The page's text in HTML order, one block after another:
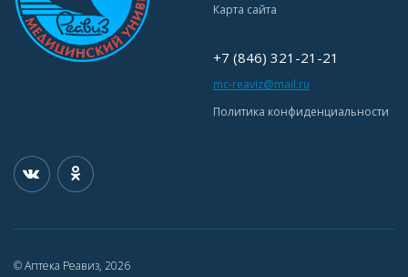
Карта сайта
+7 (846) 321-21-21
mc-reaviz@mail.ru
Политика конфиденциальности
© Аптека Реавиз, 2026